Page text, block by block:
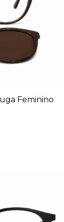
Feminino